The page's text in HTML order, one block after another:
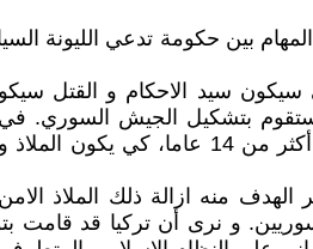
بين حكومة تدعي الليونة
سيكون سيد الاحكام و القتل
بتشكيل الجيش السوري.
المكونات الاخرى في سوريا سوى قواة سوريا الديمقراطية العلمانية
الهدف منه ازالة ذلك الملاذ
و نرى أن تركيا قد قامت